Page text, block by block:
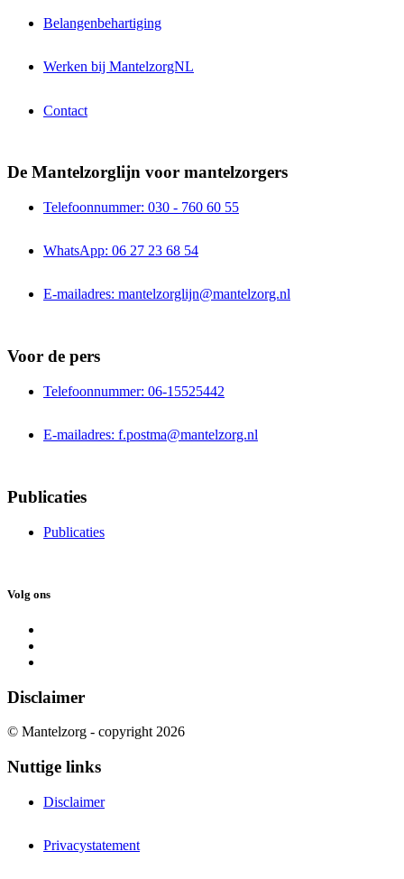
Belangenbehartiging
Werken bij MantelzorgNL
Contact
De Mantelzorglijn voor mantelzorgers
Telefoonnummer: 030 - 760 60 55
WhatsApp: 06 27 23 68 54
E-mailadres: mantelzorglijn@mantelzorg.nl
Voor de pers
Telefoonnummer: 06-15525442
E-mailadres: f.postma@mantelzorg.nl
Publicaties
Publicaties
Volg ons
Disclaimer
© Mantelzorg - copyright 2026
Nuttige links
Disclaimer
Privacystatement